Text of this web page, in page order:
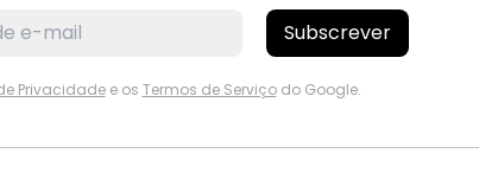
Subscrever
Privacidadee os Termos de Serviçodo Google.